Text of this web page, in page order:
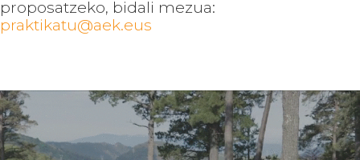
proposatzeko, bidali mezua:
praktikatu@aek.eus